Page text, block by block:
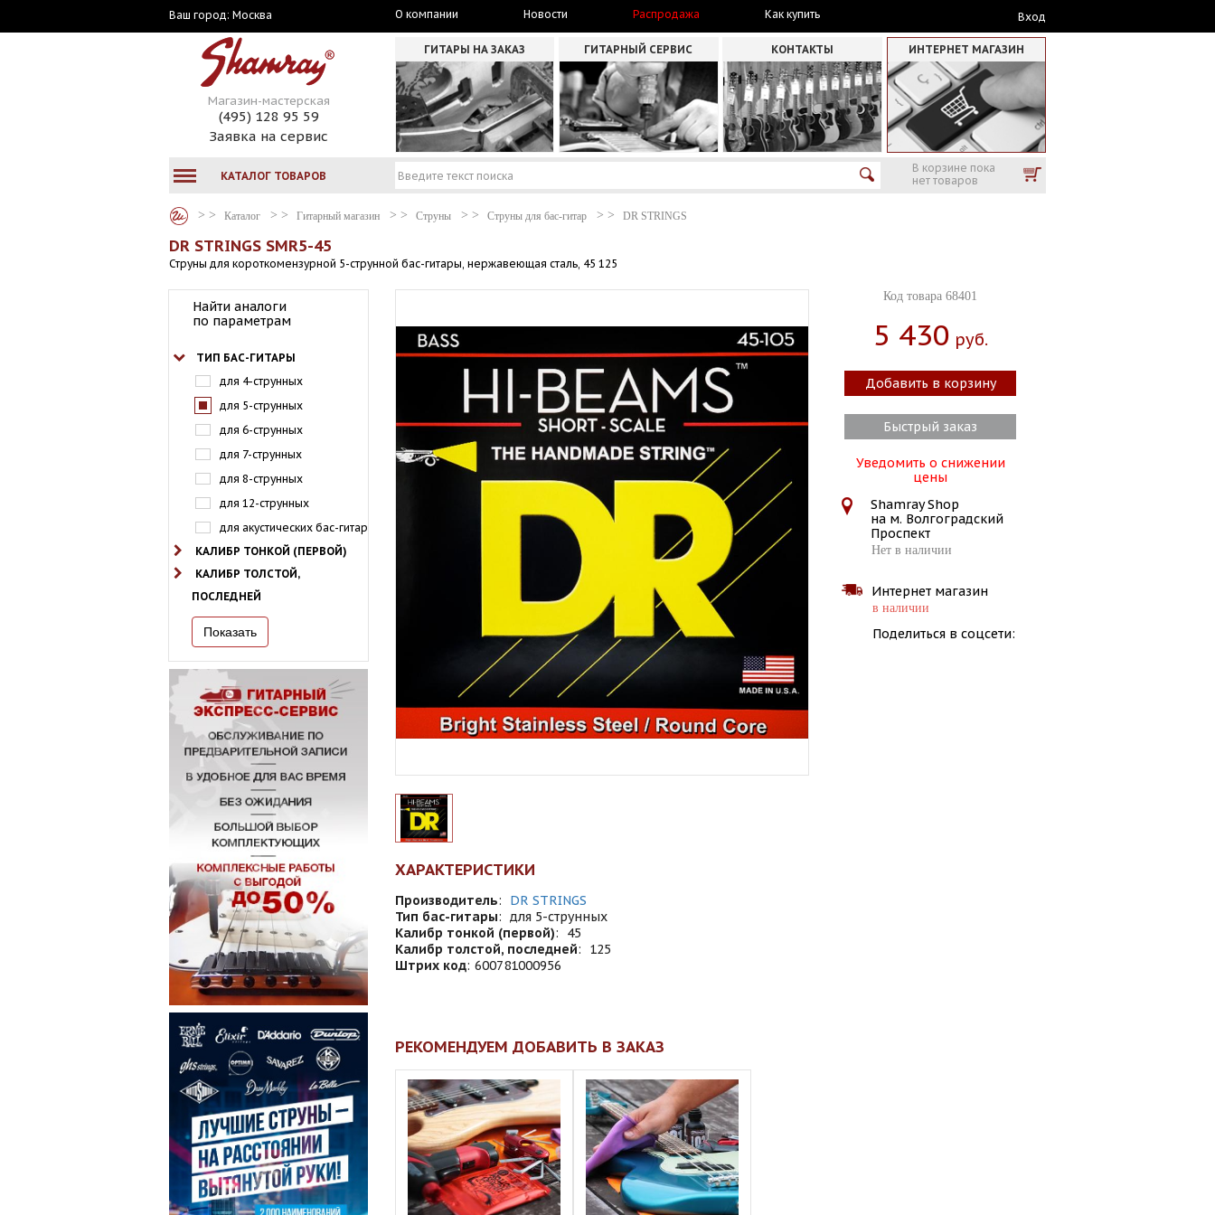
Ваш город: Москва О компании Новости Распродажа Как купить Вход
Магазин-мастерская
(495) 128 95 59
Заявка на сервис
ГИТАРЫ НА ЗАКАЗ ГИТАРНЫЙ СЕРВИС КОНТАКТЫ ИНТЕРНЕТ МАГАЗИН
КАТАЛОГ ТОВАРОВ
В корзине пока
нет товаров
Каталог Гитарный магазин Струны Струны для бас-гитар DR STRINGS
DR STRINGS SMR5-45
Струны для короткомензурной 5-струнной бас-гитары, нержавеющая сталь, 45 125
Найти аналоги
по параметрам
ТИП БАС-ГИТАРЫ
для 4-струнных
для 5-струнных
для 6-струнных
для 7-струнных
для 8-струнных
для 12-струнных
для акустических бас-гитар
КАЛИБР ТОНКОЙ (ПЕРВОЙ)
КАЛИБР ТОЛСТОЙ,
ПОСЛЕДНЕЙ
Код товара 68401
5 430 Руб.
Добавить в корзину
Быстрый заказ
Уведомить о снижении
цены
Shamray Shop
на м. Волгоградский
Проспект
Нет в наличии
Интернет магазин
в наличии
Поделиться в соцсети:
ХАРАКТЕРИСТИКИ
Производитель:
DR STRINGS
Тип бас-гитары: для 5-струнных
Калибр тонкой (первой):
45
Калибр толстой, последней:
125
Штрих код: 600781000956
РЕКОМЕНДУЕМ ДОБАВИТЬ В ЗАКАЗ